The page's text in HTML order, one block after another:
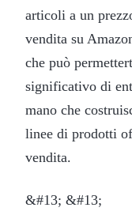
articoli a un
vendita su
che può
significativo di
mano che
linee di prodotti
vendita.
&#13; &#13;